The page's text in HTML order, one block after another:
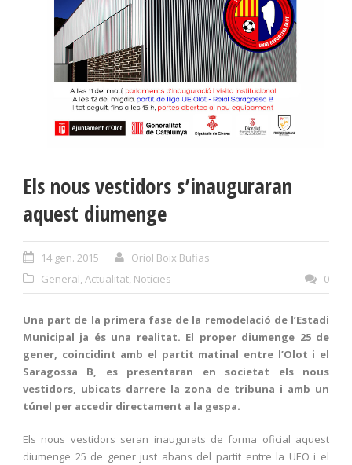
Els nous vestidors s’inauguraran
aquest diumenge
14 gen. 2015
Oriol Boix Bufias
General, Actualitat, Notícies 0
Una part de la primera fase de la remodelació de l’Estadi
Municipal ja és una realitat. El proper diumenge 25 de
gener, coincidint amb el partit matinal entre l’Olot i el
Saragossa B, es presentaran en societat els nous
vestidors, ubicats darrere la zona de tribuna i amb un
túnel per accedir directament a la gespa.
Els nous vestidors seran inaugurats de forma oficial aquest
diumenge 25 de gener just abans del partit entre la UEO i el